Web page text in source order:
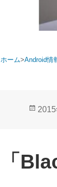
ホーム>Android情
投
「